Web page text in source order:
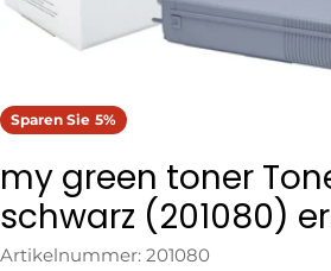
Sparen Sie 5%
my green toner
schwarz (201080)
Artikelnummer: 201080